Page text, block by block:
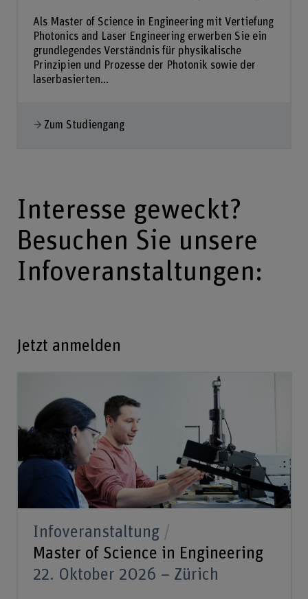
Als Master of Science in Engineering mit Vertiefung
Photonics and Laser Engineering erwerben Sie ein
grundlegendes Verständnis für physikalische
Prinzipien und Prozesse der Photonik sowie der
laserbasierten...
Zum Studiengang
Interesse geweckt?
Besuchen Sie unsere
Infoveranstaltungen:
Jetzt anmelden
Infoveranstaltung
Master of Science in Engineering
22. Oktober 2026 – Zürich